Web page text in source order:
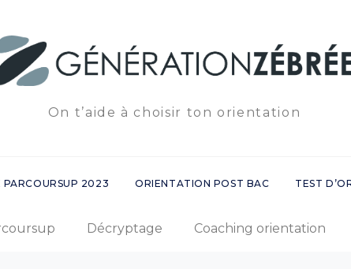
On t’aide à choisir ton orientation
PARCOURSUP 2023 ORIENTATION POST BAC TEST
Décryptage Coaching orientation